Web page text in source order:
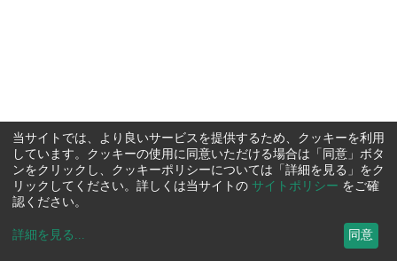
当サイトでは、より良いサービスを提供するため、クッキーを利用
しています。クッキーの使用に同意いただける場合は「同意」ボタ
ンをクリックし、クッキーポリシーについては「詳細を見る」をク
リックしてください。詳しくは当サイトの サイトポリシー をご確
認ください。
詳細を見る ... 同意